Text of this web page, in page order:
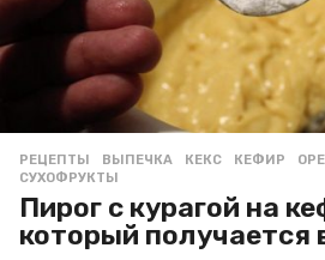
РЕЦЕПТЫ ВЫПЕЧКА ,КЕКС ,КЕФИР ,
СУХОФРУКТЫ
Пирог с курагой на
который получается